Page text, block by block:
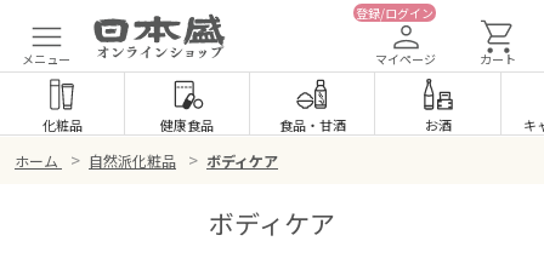
メニュー
登録/ログイン
マイページ カート
化粧品 健康食品 食品・ 甘酒 お酒 キ
ホーム > 自然派化粧品 > ボディケア
ボディケア